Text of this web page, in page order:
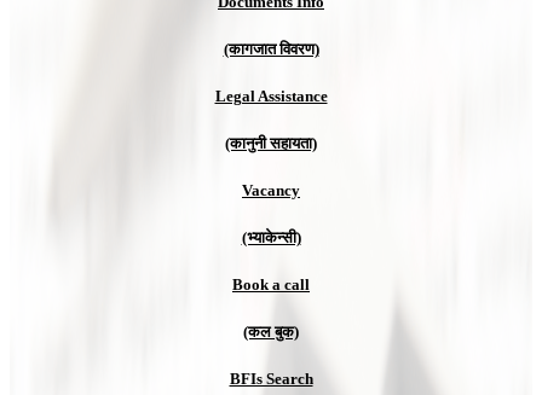
(कागजात विवरण)
Legal Assistance
(कानुनी सहायता)
Vacancy
(भ्याकेन्सी)
Book a call
(कल बुक)
BFIs Search